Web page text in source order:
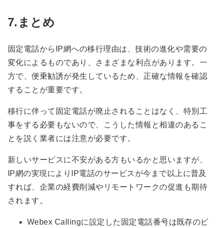
7.まとめ
固定電話からIP網への移行理由は、技術の進化や需要の
変化によるものであり、さまざまな利点があります。一
方で、便乗勧誘が発生しているため、正確な情報を確認
することが重要です。
移行に伴って固定電話が廃止されることはなく、特別工
事をする必要もないので、こうした情報と相違のあるこ
とを説く業者には注意が必要です。
新しいサービスに不安がある方もいるかと思いますが、
IP網の実現によりIP電話のサービスが今まで以上に普及
すれば、企業の経費削減やリモートワークの促進も期待
されます。
Webex Callingに設定した固定電話番号は既存のビ